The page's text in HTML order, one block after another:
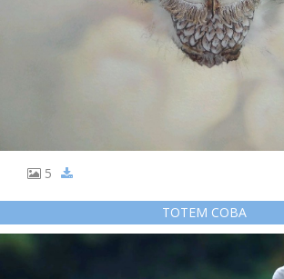
5
ТОТЕМ СОВА